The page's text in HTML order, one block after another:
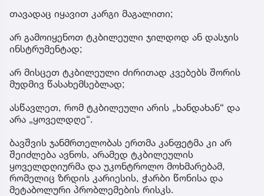
თავადაც იყავით კარგი მაგალითი;
არ გამოიყენოთ ტკბილეული ჯილდოდ ან დასჯის
ინსტრუმენტად;
არ მისცეთ ტკბილეული ძირითად კვებებს შორის
მუდმივ წასახემსებლად;
ასწავლეთ, რომ ტკბილეული არის „ხანდახან“ და
არა „ყოველდღე“.
ბავშვის ჯანმრთელობას ერთმა კანფეტმა კი არ
შეიძლება ავნოს, არამედ ტკბილეულის
ყოველდღიურმა და უკონტროლო მოხმარებამ,
რომელიც ზრდის კარიესის, ჭარბი წონისა და
მეტაბოლური პრობლემების რისკს.